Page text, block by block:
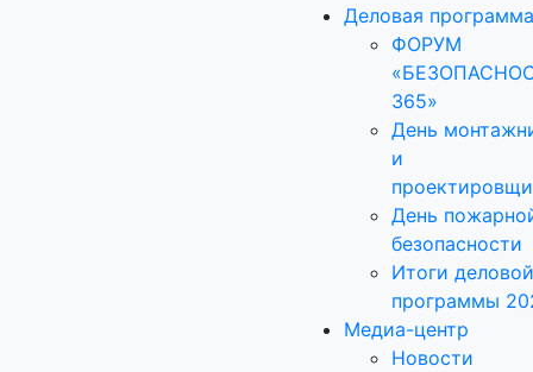
Деловая программа
ФОРУМ
365»
День
и
День
безопасности
Итоги деловой
программы
Медиа-центр
Новости